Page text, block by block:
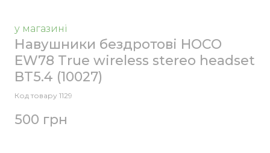
у магазині
Навушники бездротові HOCO
EW78 True wireless stereo headset
BT5.4 (10027)
Код товару 1129
500 грн